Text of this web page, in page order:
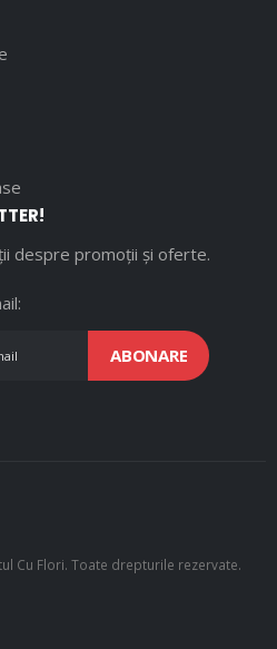
despre promoții și oferte.
ABONARE
Cu Flori. Toate drepturile rezervate.